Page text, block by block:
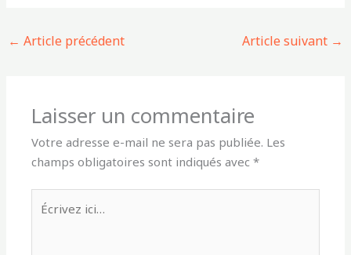
← Article précédent Article suivant →
Laisser un commentaire
Votre adresse e-mail ne sera pas publiée. Les
champs obligatoires sont indiqués avec*
ici…